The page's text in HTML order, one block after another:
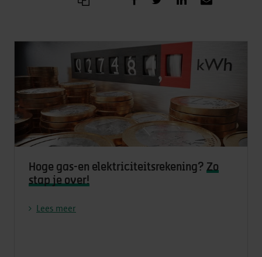
Hoge gas-en elektriciteitsrekening? Zo
stap je over!
Lees meer